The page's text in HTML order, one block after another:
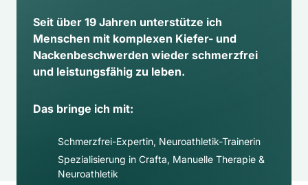
Seit über 19 Jahren unterstütze ich
Menschen mit komplexen Kiefer- und
Nackenbeschwerden wieder schmerzfrei
und leistungsfähig zu leben.
Das bringe ich mit:
Schmerzfrei-Expertin, Neuroathletik-Trainerin
Spezialisierung in Crafta, Manuelle Therapie &
Neuroathletik